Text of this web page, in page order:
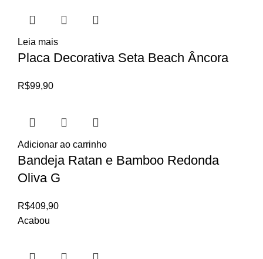
Leia mais
Placa Decorativa Seta Beach Âncora
R$99,90
Adicionar ao carrinho
Bandeja Ratan e Bamboo Redonda
Oliva G
R$409,90
Acabou